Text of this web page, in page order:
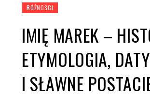
RÓŻNOŚCI
IMIĘ MAREK –
ETYMOLOGIA,
I SŁAWNE